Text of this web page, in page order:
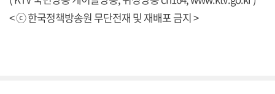
< ⓒ 한국정책방송원 무단전재 및 재배포 금지 >